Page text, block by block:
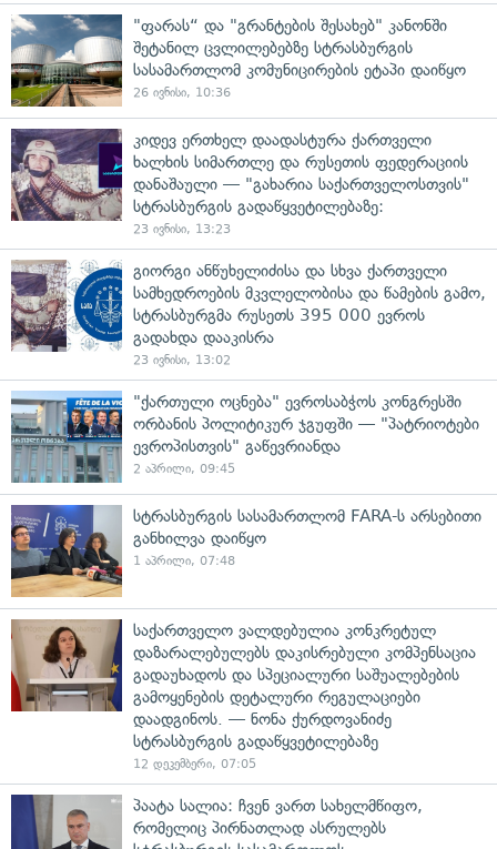
"ფარას“ და "გრანტების შესახებ" კანონში
შეტანილ ცვლილებებზე სტრასბურგის
სასამართლომ კომუნიცირების ეტაპი დაიწყო
26 ივნისი, 10:36
კიდევ ერთხელ დაადასტურა ქართველი
ხალხის სიმართლე და რუსეთის ფედერაციის
დანაშაული — "გახარია საქართველოსთვის"
სტრასბურგის გადაწყვეტილებაზე:
23 ივნისი, 13:23
გიორგი ანწუხელიძისა და სხვა ქართველი
სამხედროების მკვლელობისა და წამების გამო,
სტრასბურგმა რუსეთს 395 000 ევროს
გადახდა დააკისრა
23 ივნისი, 13:02
"ქართული ოცნება" ევროსაბჭოს კონგრესში
ორბანის პოლიტიკურ ჯგუფში — "პატრიოტები
ევროპისთვის" გაწევრიანდა
2 აპრილი, 09:45
სტრასბურგის სასამართლომ FARA-ს არსებითი
განხილვა დაიწყო
1 აპრილი, 07:48
საქართველო ვალდებულია კონკრეტულ
დაზარალებულებს დაკისრებული კომპენსაცია
გადაუხადოს და სპეციალური საშუალებების
გამოყენების დეტალური რეგულაციები
დაადგინოს. — ნონა ქურდოვანიძე
სტრასბურგის გადაწყვეტილებაზე
12 დეკემბერი, 07:05
პაატა სალია: ჩვენ ვართ სახელმწიფო,
რომელიც პირნათლად ასრულებს